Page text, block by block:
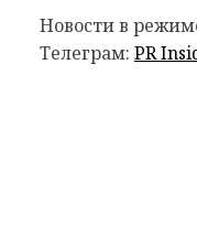
Новости в
Телеграм: PR